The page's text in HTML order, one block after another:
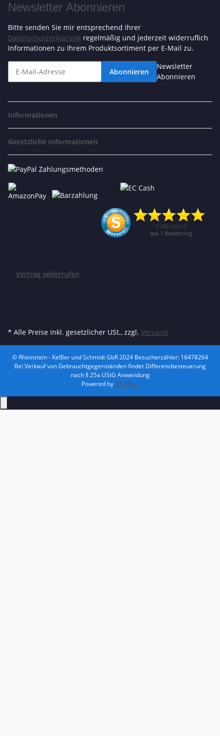
Newsletter Abonnieren
Bitte senden Sie mir entsprechend Ihrer
Datenschutzerklärung regelmäßig und jederzeit widerruflich
Informationen zu Ihrem Produktsortiment per E-Mail zu.
Abonnieren
Newsletter
Abonnieren
Informationen
Gesetzliche Informationen
Vertrag widerrufen
* Alle Preise inkl. gesetzlicher USt., zzgl. Versand
© Rheinstein - Keßler und Schmidt GbR 2024Besucherzähler: 16478264
Bei Verkauf von Gebrauchtgegenständen findet Differenzbesteuerung
nach § 25a UStG Anwendung
Powered by JTL-Shop